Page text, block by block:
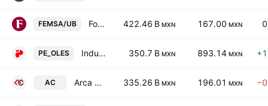
FEMSA/UB Fomento Economico Mexicano SAB de CV Units Cons. Of 5 ShsB 422.46 B MXN 167.00 MXN
PE_OLES Industrias Penoles SAB de CV 350.7 B MXN 893.14 MXN
AC Arca Continental SAB de CV 335.26 B MXN 196.01 MXN